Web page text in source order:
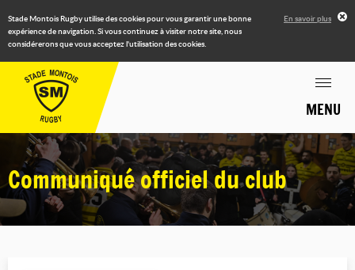
Stade Montois Rugby utilise des cookies pour vous garantir une bonne
expérience de navigation. Si vous continuez à visiter notre site, nous
considérerons que vous acceptez l'utilisation des cookies.
En savoir plus
MENU
Communiqué officiel du club